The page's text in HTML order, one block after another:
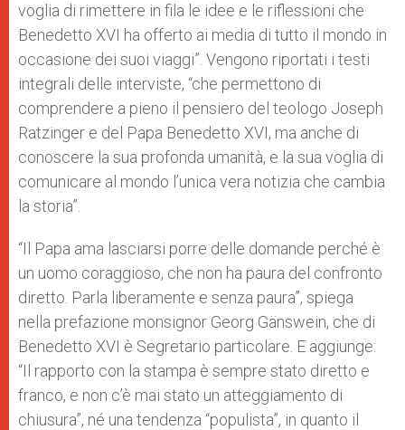
voglia di rimettere in fila le idee e le riflessioni che
Benedetto XVI ha offerto ai media di tutto il mondo in
occasione dei suoi viaggi”. Vengono riportati i testi
integrali delle interviste, “che permettono di
comprendere a pieno il pensiero del teologo Joseph
Ratzinger e del Papa Benedetto XVI, ma anche di
conoscere la sua profonda umanità, e la sua voglia di
comunicare al mondo l’unica vera notizia che cambia
la storia”.
“Il Papa ama lasciarsi porre delle domande perché è
un uomo coraggioso, che non ha paura del confronto
diretto. Parla liberamente e senza paura”, spiega
nella prefazione monsignor Georg Gänswein, che di
Benedetto XVI è Segretario particolare. E aggiunge:
“Il rapporto con la stampa è sempre stato diretto e
franco, e non c’è mai stato un atteggiamento di
chiusura”, né una tendenza “populista”, in quanto il